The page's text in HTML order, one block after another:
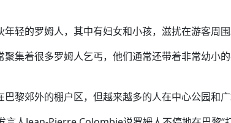
轻的罗姆人，其中有妇女和小孩，滋扰在游客周围
聚集着很多罗姆人乞丐，他们通常还带着非常幼小
黎郊外的棚户区，但越来越多的人在中心公园和广